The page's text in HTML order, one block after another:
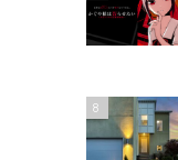
8